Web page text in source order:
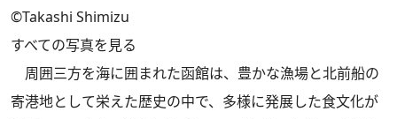
©Takashi Shimizu
すべての写真を見る
周囲三方を海に囲まれた函館は、豊かな漁場と北前船の
寄港地として栄えた歴史の中で、多様に発展した食文化が